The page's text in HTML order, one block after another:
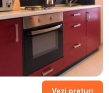
Vezi prețuri